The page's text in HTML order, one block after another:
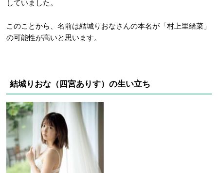
していました。
このことから、名前は結城りおなさんの本名が「村上里緒菜」
の可能性が高いと思います。
結城りおな（四宮ありす）の生い立ち